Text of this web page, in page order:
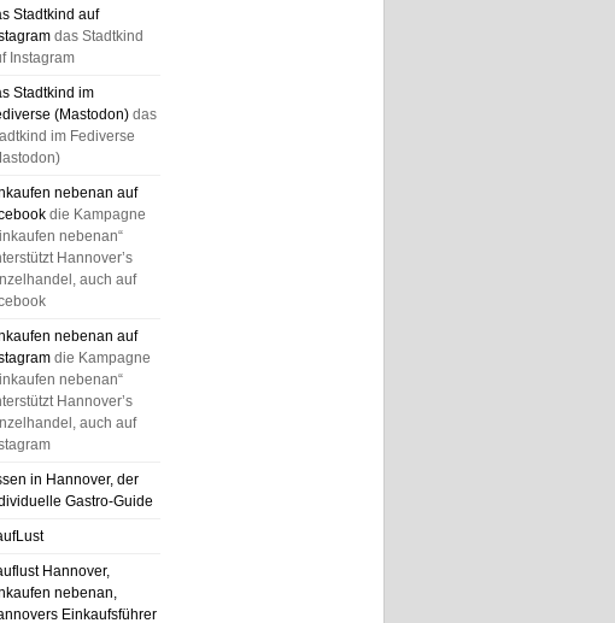
Stadtkind auf
das Stadtkind
Instagram
Stadtkind im
(Mastodon) das
im Fediverse
nebenan auf
die Kampagne
nebenan“
Hannover’s
auch auf
nebenan auf
die Kampagne
nebenan“
Hannover’s
auch auf
in Hannover, der
Gastro-Guide
Hannover,
nebenan,
Einkaufsführer